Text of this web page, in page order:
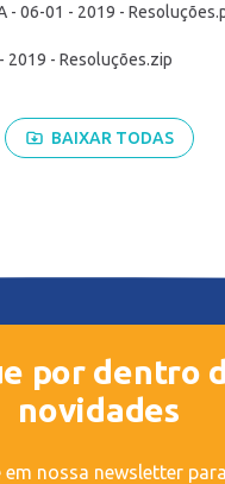
- 06-01 - 2019 -
2019 - Resoluções.zip
BAIXAR TODAS
por dentro
novidades
em nossa newsletter